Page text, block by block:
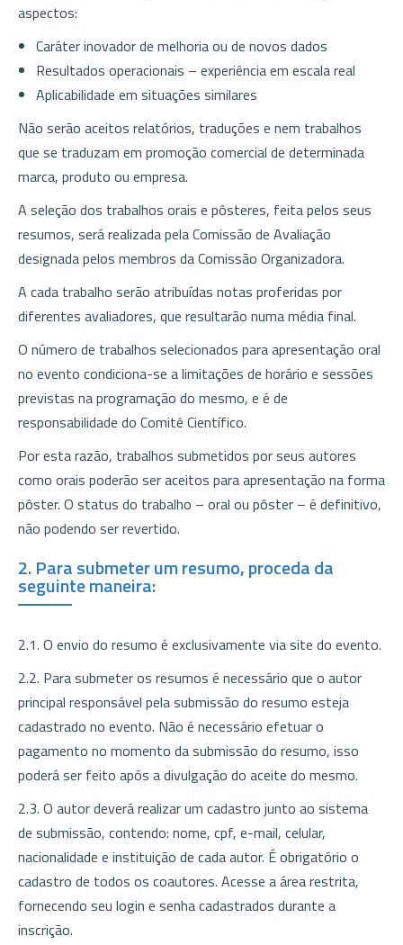
aspectos:
Caráter inovador de melhoria ou de novos dados
Resultados operacionais – experiência em escala real
Aplicabilidade em situações similares
Não serão aceitos relatórios, traduções e nem trabalhos
que se traduzam em promoção comercial de determinada
marca, produto ou empresa.
A seleção dos trabalhos orais e pôsteres, feita pelos seus
resumos, será realizada pela Comissão de Avaliação
designada pelos membros da Comissão Organizadora.
A cada trabalho serão atribuídas notas proferidas por
diferentes avaliadores, que resultarão numa média final.
O número de trabalhos selecionados para apresentação oral
no evento condiciona-se a limitações de horário e sessões
previstas na programação do mesmo, e é de
responsabilidade do Comitê Científico.
Por esta razão, trabalhos submetidos por seus autores
como orais poderão ser aceitos para apresentação na forma
pôster. O status do trabalho – oral ou pôster – é definitivo,
não podendo ser revertido.
2. Para submeter um resumo, proceda da
seguinte maneira:
2.1. O envio do resumo é exclusivamente via site do evento.
2.2. Para submeter os resumos é necessário que o autor
principal responsável pela submissão do resumo esteja
cadastrado no evento. Não é necessário efetuar o
pagamento no momento da submissão do resumo, isso
poderá ser feito após a divulgação do aceite do mesmo.
2.3. O autor deverá realizar um cadastro junto ao sistema
de submissão, contendo: nome, cpf, e-mail, celular,
nacionalidade e instituição de cada autor. É obrigatório o
cadastro de todos os coautores. Acesse a área restrita,
fornecendo seu login e senha cadastrados durante a
inscrição.